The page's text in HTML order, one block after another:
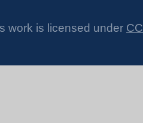
work is licensed under